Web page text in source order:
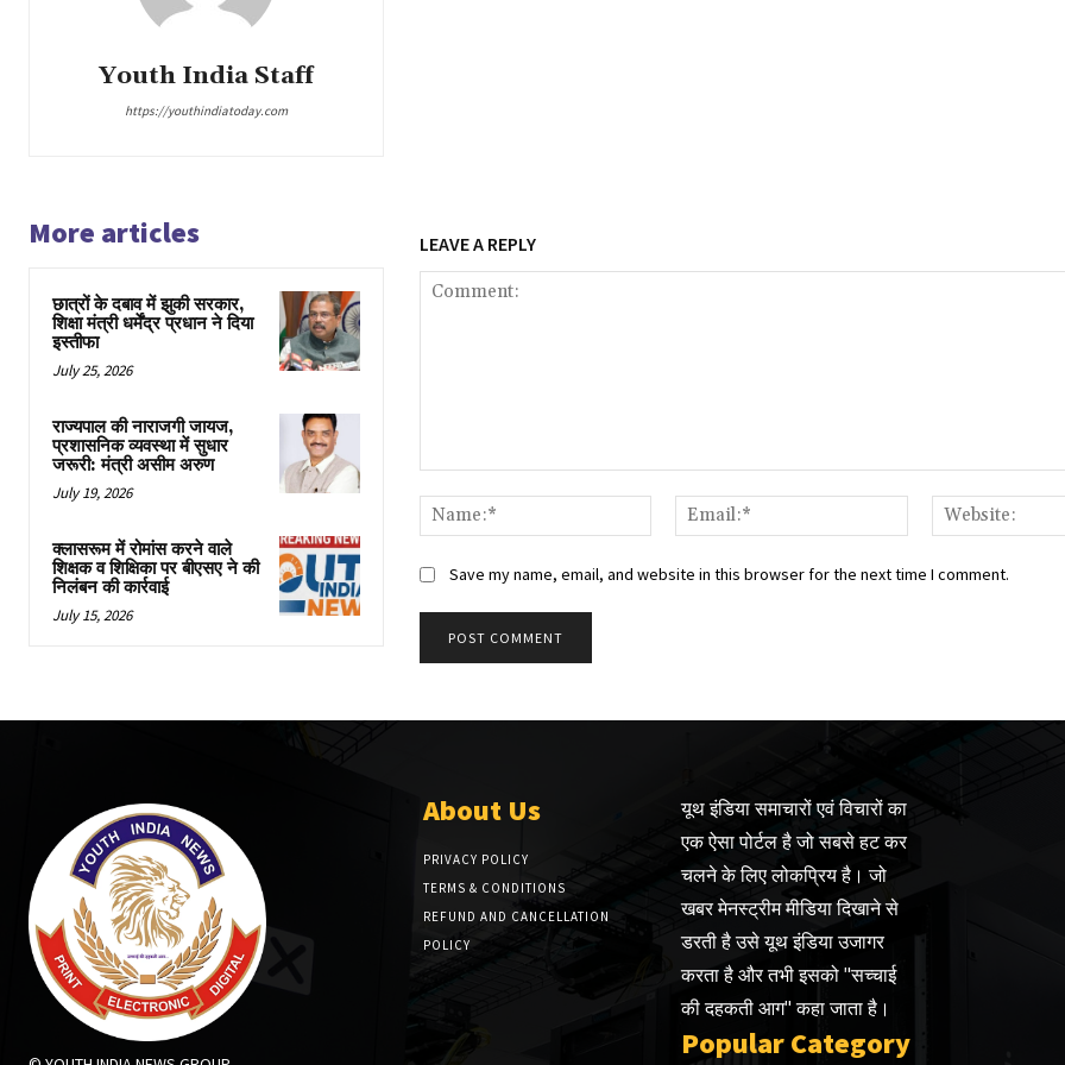
Youth India Staff
https://youthindiatoday.com
More articles
छात्रों के दबाव में झुकी सरकार,
शिक्षा मंत्री धर्मेंद्र प्रधान ने दिया
इस्तीफा
July 25, 2026
राज्यपाल की नाराजगी जायज,
प्रशासनिक व्यवस्था में सुधार
जरूरी: मंत्री असीम अरुण
July 19, 2026
क्लासरूम में रोमांस करने वाले
शिक्षक व शिक्षिका पर बीएसए ने की
निलंबन की कार्रवाई
July 15, 2026
LEAVE A REPLY
Name:*
Email:*
Save my name, email, and website in this browser for the next time I comment.
About Us
PRIVACY POLICY
TERMS & CONDITIONS
REFUND AND CANCELLATION
POLICY
यूथ इंडिया समाचारों एवं विचारों का
एक ऐसा पोर्टल है जो सबसे हट कर
चलने के लिए लोकप्रिय है। जो
खबर मेनस्ट्रीम मीडिया दिखाने से
डरती है उसे यूथ इंडिया उजागर
करता है और तभी इसको "सच्चाई
की दहकती आग" कहा जाता है।
Popular Category